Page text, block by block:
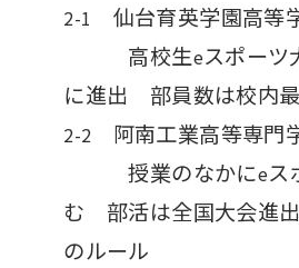
2-1
仙台育英学園高等
高校生eスポーツ
に進出 部員数は校内
2-2 阿南工業高等専門
授業のなかにeス
む 部活は全国大会進
のルール